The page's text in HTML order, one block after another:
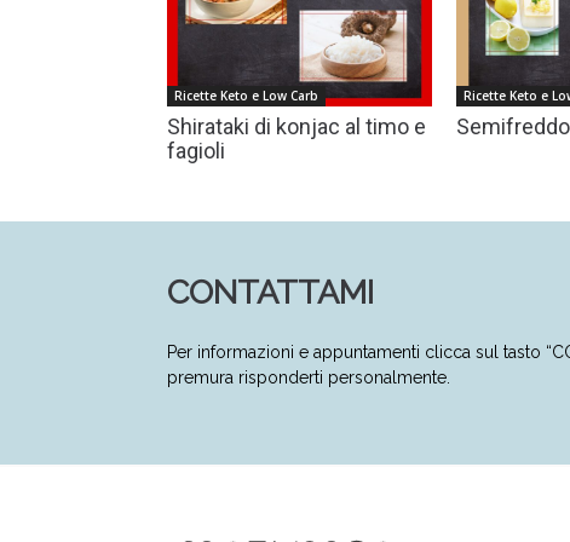
Ricette Keto e Low Carb
Shirataki di konjac al timo e
fagioli
Ricette Keto e
CONTATTAMI
Per informazioni e appuntamenti clicca sul tasto
premura risponderti personalmente.